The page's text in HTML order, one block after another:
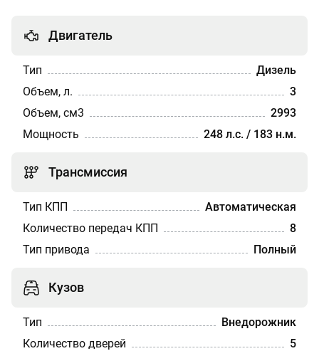
Двигатель
Тип
Дизель
Объем, л.
3
Объем, см3
2993
Мощность
248 л.с. / 183 н.м.
Трансмиссия
Тип КПП
Автоматическая
Количество передач КПП
8
Тип привода
Полный
Кузов
Тип
Внедорожник
Количество дверей
5